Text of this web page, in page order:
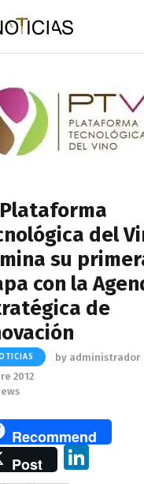
del
su
con la
de
by administrador
2012
Recommend
Post